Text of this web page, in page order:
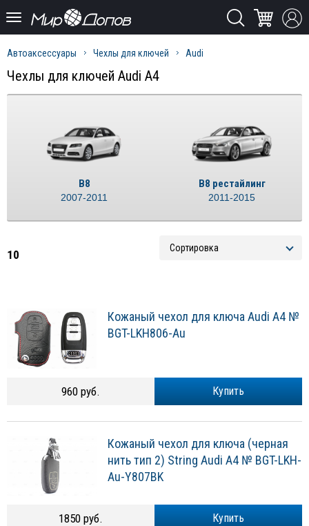
Автоаксессуары Чехлы для ключей Audi
Чехлы для ключей Audi A4
B8
2007-2011
B8 рестайлинг
2011-2015
10
Кожаный чехол для ключа Audi A4 №
BGT-LKH806-Au
Купить
960 руб.
Кожаный чехол для ключа (черная
нить тип 2) String Audi A4 № BGT-LKH-
Au-Y807BK
Купить
1850 руб.